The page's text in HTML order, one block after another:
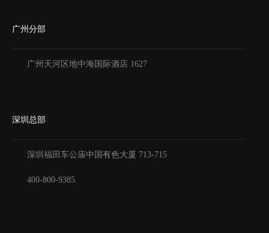
广州分部
广州天河区地中海国际酒店 1627
深圳总部
深圳福田车公庙中国有色大厦 713-715
400-800-9385